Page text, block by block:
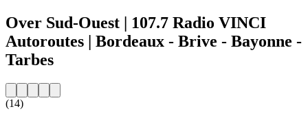
Over Sud-Ouest | 107.7 Radio VINCI
Autoroutes | Bordeaux - Brive - Bayonne -
Tarbes
(14)